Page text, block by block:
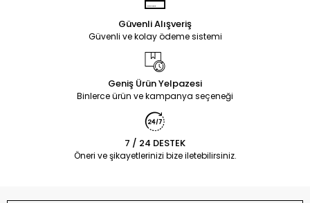
Güvenli Alışveriş
Güvenli ve kolay ödeme sistemi
Geniş Ürün Yelpazesi
Binlerce ürün ve kampanya seçeneği
7 / 24 DESTEK
Öneri ve şikayetlerinizi bize iletebilirsiniz.